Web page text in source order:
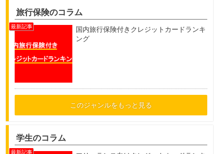
旅行保険のコラム
国内旅行保険付きクレジットカードランキ
ング
このジャンルをもっと見る
学生のコラム